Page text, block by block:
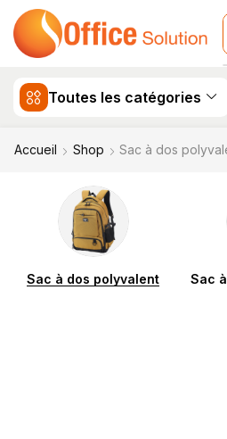
Toutes les catégories
Accueil Shop Sac à dos
Sac à dos polyvalent Sac